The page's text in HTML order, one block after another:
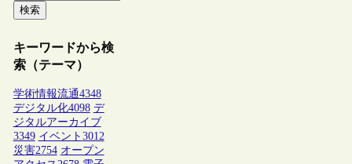
検索
キーワードから検
索（テーマ）
学術情報流通4348
デジタル化4098 デ
ジタルアーカイブ
3349 イベント 3012
災害2754 オープン